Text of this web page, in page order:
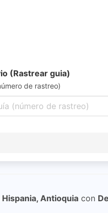
(Rastrear guia)
de rastreo)
Hispania, Antioquia con